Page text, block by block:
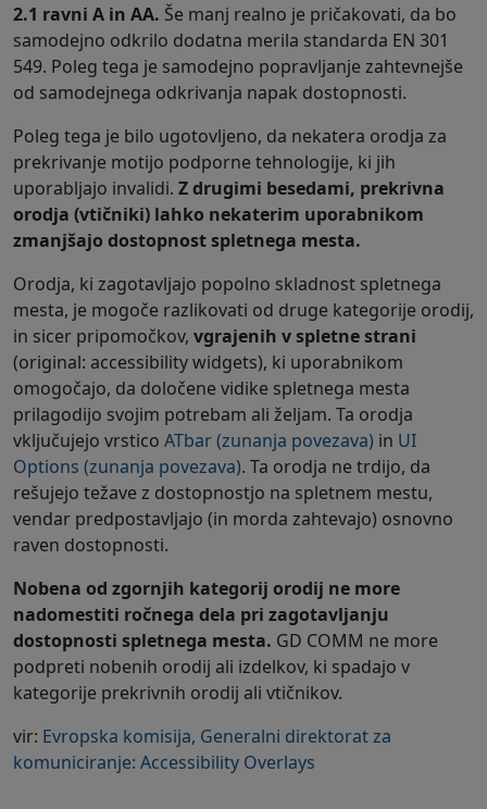
2.1 ravni A in AA. Še manj realno je pričakovati, da bo
samodejno odkrilo dodatna merila standarda EN 301
549. Poleg tega je samodejno popravljanje zahtevnejše
od samodejnega odkrivanja napak dostopnosti.
Poleg tega je bilo ugotovljeno, da nekatera orodja za
prekrivanje motijo podporne tehnologije, ki jih
uporabljajo invalidi. Z drugimi besedami, prekrivna
orodja (vtičniki) lahko nekaterim uporabnikom
zmanjšajo dostopnost spletnega mesta.
Orodja, ki zagotavljajo popolno skladnost spletnega
mesta, je mogoče razlikovati od druge kategorije orodij,
in sicer pripomočkov, vgrajenih v spletne strani
(original: accessibility widgets), ki uporabnikom
omogočajo, da določene vidike spletnega mesta
prilagodijo svojim potrebam ali željam. Ta orodja
vključujejo vrstico ATbar (zunanja povezava) in UI
Options (zunanja povezava). Ta orodja ne trdijo, da
rešujejo težave z dostopnostjo na spletnem mestu,
vendar predpostavljajo (in morda zahtevajo) osnovno
raven dostopnosti.
Nobena od zgornjih kategorij orodij ne more
nadomestiti ročnega dela pri zagotavljanju
dostopnosti spletnega mesta. GD COMM ne more
podpreti nobenih orodij ali izdelkov, ki spadajo v
kategorije prekrivnih orodij ali vtičnikov.
vir: Evropska komisija, Generalni direktorat za
komuniciranje: Accessibility Overlays